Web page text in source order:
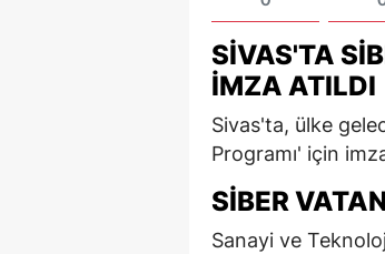
SIVAS'TA
İMZA ATILDI
Sivas'ta, ülke
Programı' için
SIBER
Sanayi ve